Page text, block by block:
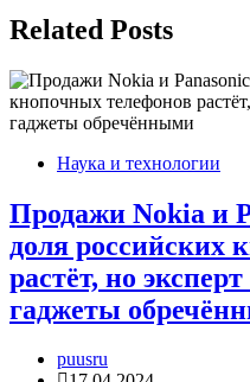
Related Posts
Наука и технологии
Продажи Nokia и
доля российских
растёт, но
гаджеты
puusru